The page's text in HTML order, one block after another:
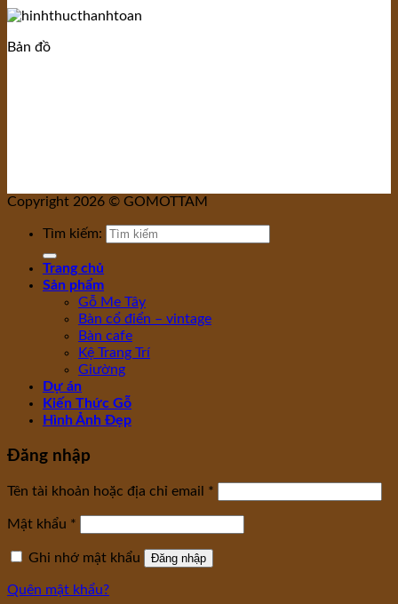
Bản đồ
Copyright 2026 © GOMOTTAM
Tìm kiếm:
Trang chủ
Sản phẩm
Gỗ Me Tây
Bàn cổ điển – vintage
Bàn cafe
Kệ Trang Trí
Giường
Dự án
Kiến Thức Gỗ
Hình Ảnh Đẹp
Đăng nhập
Tên tài khoản hoặc địa chỉ email *
Mật khẩu *
Ghi nhớ mật khẩu Đăng nhập
Quên mật khẩu?